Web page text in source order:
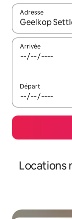
Adresse
Lorsque les
Arrivée
Départ
Locations